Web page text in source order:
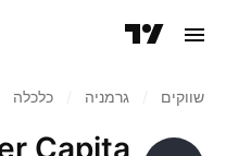
שווקים גרמניה כלכלה
Capita